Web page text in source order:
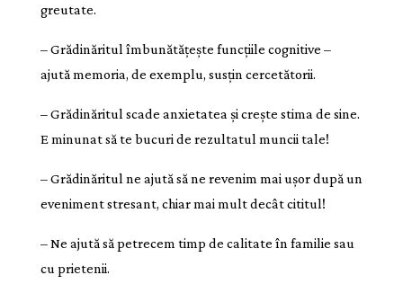
greutate.
– Grădinăritul îmbunătățește funcțiile cognitive –
ajută memoria, de exemplu, susțin cercetătorii.
– Grădinăritul scade anxietatea și crește stima de sine.
E minunat să te bucuri de rezultatul muncii tale!
– Grădinăritul ne ajută să ne revenim mai ușor după un
eveniment stresant, chiar mai mult decât cititul!
– Ne ajută să petrecem timp de calitate în familie sau
cu prietenii.